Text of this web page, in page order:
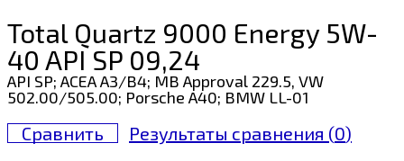
Total Quartz 9000 Energy 5W-
40 API SP 09,24
API SP; ACEA A3/B4; MB Approval 229.5, VW
502.00/505.00; Porsche A40; BMW LL-01
Сравнить Результаты сравнения (0)